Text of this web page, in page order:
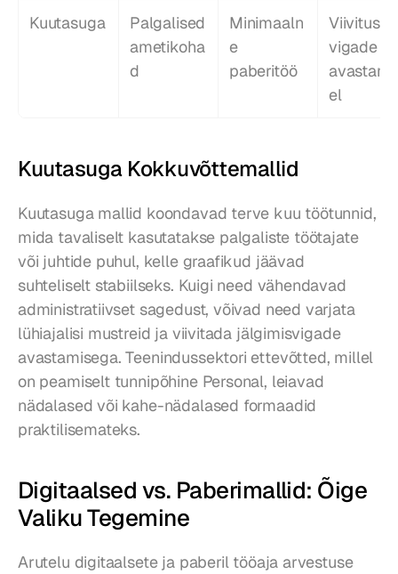
Kuutasuga
Palgalised
ametikoha
d
Minimaaln
e
paberitöö
Viivitused
vigade
el
Kuutasuga Kokkuvõttemallid
Kuutasuga mallid koondavad terve kuu töötunnid,
mida tavaliselt kasutatakse palgaliste töötajate
või juhtide puhul, kelle graafikud jäävad
suhteliselt stabiilseks. Kuigi need vähendavad
administratiivset sagedust, võivad need varjata
lühiajalisi mustreid ja viivitada jälgimisvigade
avastamisega. Teenindussektori ettevõtted, millel
on peamiselt tunnipõhine Personal, leiavad
nädalased või kahe-nädalased formaadid
praktilisemateks.
Digitaalsed vs. Paberimallid: Õige
Valiku Tegemine
Arutelu digitaalsete ja paberil tööaja arvestuse